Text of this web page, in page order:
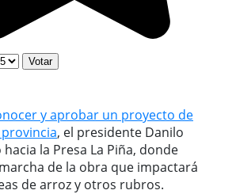
y aprobar un proyecto de
, el presidente Danilo
la Presa La Piña, donde
de la obra que impactará
de arroz y otros rubros.